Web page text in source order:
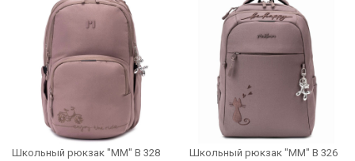
Школьный рюкзак "MM" B 328
Школьный рюкзак "MM" B 326